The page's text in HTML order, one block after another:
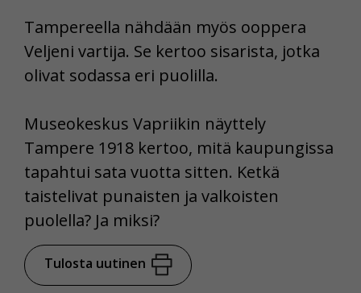
Tampereella nähdään myös ooppera
Veljeni vartija. Se kertoo sisarista, jotka
olivat sodassa eri puolilla.
Museokeskus Vapriikin näyttely
Tampere 1918 kertoo, mitä kaupungissa
tapahtui sata vuotta sitten. Ketkä
taistelivat punaisten ja valkoisten
puolella? Ja miksi?
Tulosta uutinen